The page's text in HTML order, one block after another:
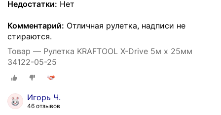
Недостатки: Нет
Комментарий: Отличная рулетка, надписи не
стираются.
Товар — Рулетка KRAFTOOL X-Drive 5м х 25мм
34122-05-25
Игорь Ч.
46 отзывов